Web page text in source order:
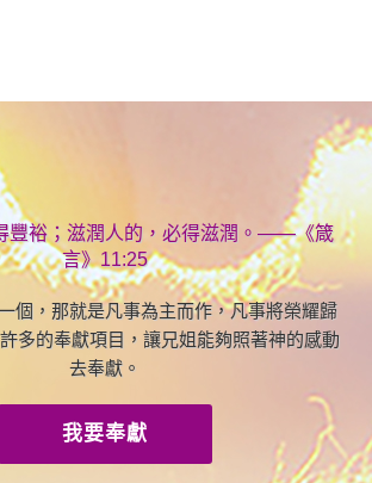
豐裕；滋潤人的，必得滋潤。——《箴
言》11:25
個，那就是凡事為主而作，凡事將榮耀歸
多的奉獻項目，讓兄姐能夠照著神的感動
去奉獻。
我要奉獻